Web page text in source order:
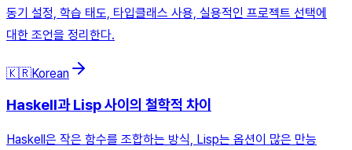
동기 설정, 학습 태도, 타입클래스 사용, 실용적인 프로젝트 선택에
대한 조언을 정리한다.
🇰🇷Korean
Haskell과 Lisp 사이의 철학적 차이
Haskell은 작은 함수를 조합하는 방식, Lisp는 옵션이 많은 만능